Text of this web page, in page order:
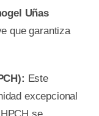
Uñas
que garantiza
Este
excepcional